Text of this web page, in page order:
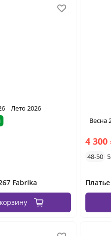
Лето 2026
Fabrika
Весна
4
48-50